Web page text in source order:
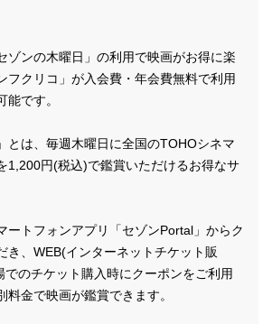
ゾンの木曜日」の利用で映画がお得に楽
フクリコ」が入会費・年会費無料で利用
能です。
とは、毎週木曜日に全国のTOHOシネマ
1,200円(税込)で鑑賞いただけるお得なサ
ートフォンアプリ「セゾンPortal」からク
き、WEB(インターネットチケット販
でのチケット購入時にクーポンをご利用
料金で映画が鑑賞できます。